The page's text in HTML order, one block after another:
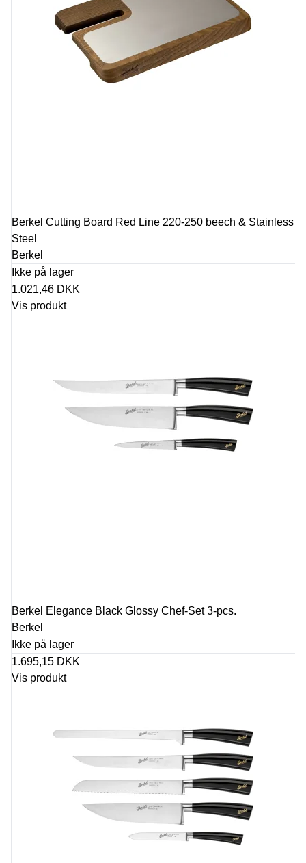
Berkel Cutting Board Red Line 220-250 beech & Stainless
Steel
Berkel
Ikke på lager
1.021,46 DKK
Vis produkt
Berkel Elegance Black Glossy Chef-Set 3-pcs.
Berkel
Ikke på lager
1.695,15 DKK
Vis produkt